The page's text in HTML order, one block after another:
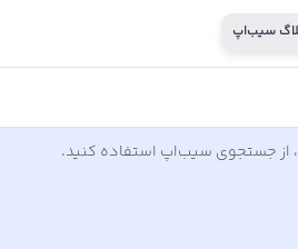
سیب‌اپ
از جستجوی سیب‌اپ استفاده کنید.